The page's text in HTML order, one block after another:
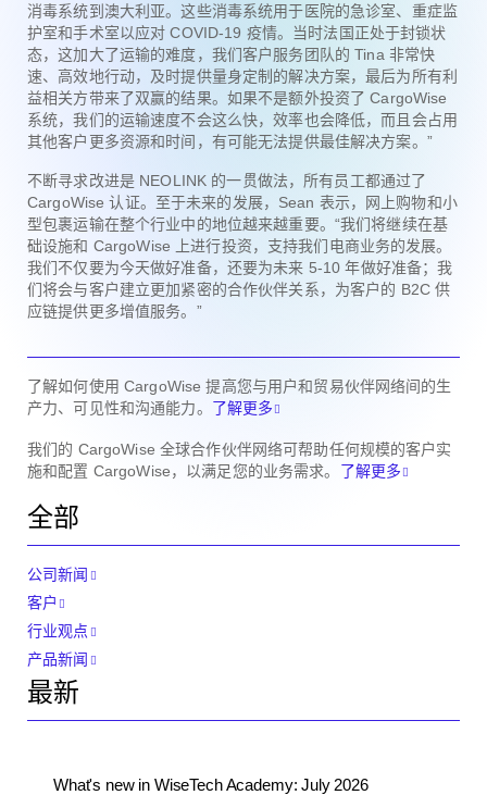
消毒系统到澳大利亚。这些消毒系统用于医院的急诊室、重症监
护室和手术室以应对 COVID-19 疫情。当时法国正处于封锁状
态，这加大了运输的难度，我们客户服务团队的 Tina 非常快
速、高效地行动，及时提供量身定制的解决方案，最后为所有利
益相关方带来了双赢的结果。如果不是额外投资了 CargoWise
系统，我们的运输速度不会这么快，效率也会降低，而且会占用
其他客户更多资源和时间，有可能无法提供最佳解决方案。”
不断寻求改进是 NEOLINK 的一贯做法，所有员工都通过了
CargoWise 认证。至于未来的发展，Sean 表示，网上购物和小
型包裹运输在整个行业中的地位越来越重要。“我们将继续在基
础设施和 CargoWise 上进行投资，支持我们电商业务的发展。
我们不仅要为今天做好准备，还要为未来 5-10 年做好准备；我
们将会与客户建立更加紧密的合作伙伴关系，为客户的 B2C 供
应链提供更多增值服务。”
了解如何使用 CargoWise 提高您与用户和贸易伙伴网络间的生
产力、可见性和沟通能力。 了解更多
我们的 CargoWise 全球合作伙伴网络可帮助任何规模的客户实
施和配置 CargoWise，以满足您的业务需求。 了解更多
全部
公司新闻
客户
行业观点
产品新闻
最新
What's new in WiseTech Academy: July 2026